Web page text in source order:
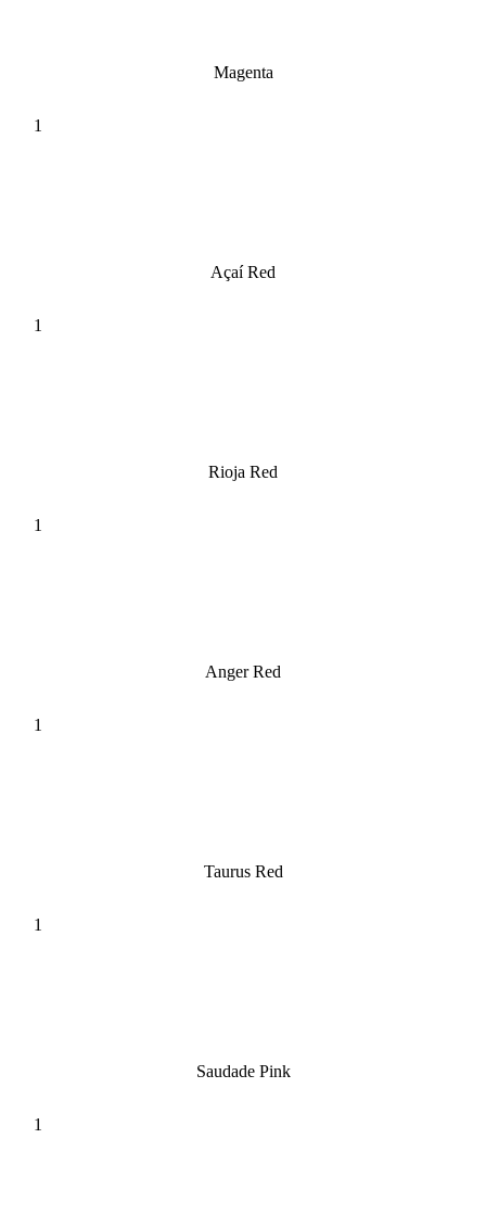
Magenta
Açaí Red
Rioja Red
Anger Red
Taurus Red
Saudade Pink